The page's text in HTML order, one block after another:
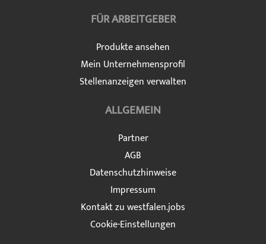
FÜR ARBEITGEBER
Produkte ansehen
Mein Unternehmensprofil
Stellenanzeigen verwalten
ALLGEMEIN
Partner
AGB
Datenschutzhinweise
Impressum
Kontakt zu westfalen.jobs
Cookie-Einstellungen